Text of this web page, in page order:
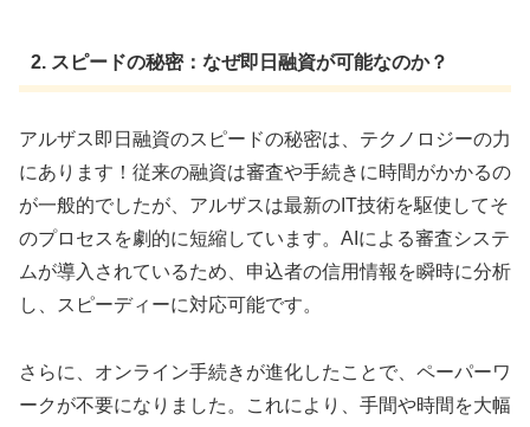
2. スピードの秘密：なぜ即日融資が可能なのか？
アルザス即日融資のスピードの秘密は、テクノロジーの力
にあります！従来の融資は審査や手続きに時間がかかるの
が一般的でしたが、アルザスは最新のIT技術を駆使してそ
のプロセスを劇的に短縮しています。AIによる審査システ
ムが導入されているため、申込者の信用情報を瞬時に分析
し、スピーディーに対応可能です。
さらに、オンライン手続きが進化したことで、ペーパーワ
ークが不要になりました。これにより、手間や時間を大幅